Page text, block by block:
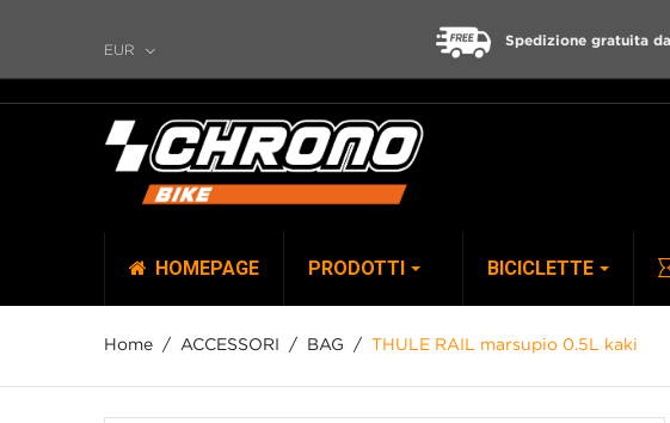
EUR
Spedizione gratuita
HOMEPAGE PRODOTTI
TOP
BICICLETTE
Home ACCESSORI BAG THULE RAIL marsupio 0.5L kaki